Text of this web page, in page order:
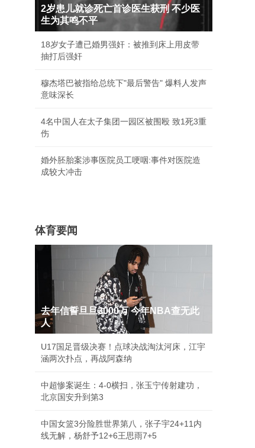
2岁患儿就诊死亡首诊医生获刑 不少医
生为其鸣不平
18岁女子遭已婚男强奸：被推到床上用皮带
抽打后强奸
穆杰塔巴被指给总统下"最后警告" 爆料人发声
意味深长
4名中国人在太子集团一园区被围殴 致1死3重
伤
婚外胚胎案涉事医院员工哽咽:事件对医院造
成较大冲击
体育要闻
去年信誓旦旦3000万 今年NBA查无此
人
U17国足晋级决赛！点球决战淘汰河床，江宇
涵两次扑点，再战阿森纳
中超惨案诞生：4-0横扫，张玉宁传射建功，
北京国安升到第3
中国女篮3分险胜世界第八，张子宇24+11内
线无解，杨舒予12+6王思雨7+5